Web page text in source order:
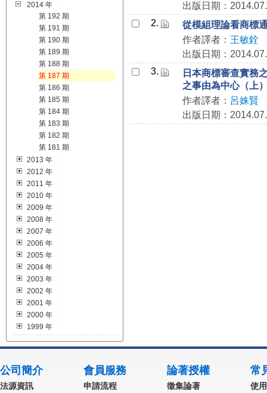
2014 年
第 192 期
第 191 期
第 190 期
第 189 期
第 188 期
第 187 期
第 186 期
第 185 期
第 184 期
第 183 期
第 182 期
第 181 期
2013 年
2012 年
2011 年
2010 年
2009 年
2008 年
2007 年
2006 年
2005 年
2004 年
2003 年
2002 年
2001 年
2000 年
1999 年
出版日期：
2.
從模組理論看商標
作者譯者： 王敏銓
出版日期：
3.
日本商標審查實務
之事由為中心（上
作者譯者： 呂姝賢
出版日期：
公司簡介
法源資訊
會員服務
申請流程
論著授權
徵集論著
常
使